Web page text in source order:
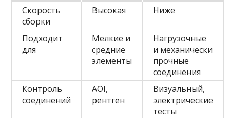
Скорость
сборки
Высокая Ниже
Подходит
для
Мелкие и
средние
элементы
Нагрузочные
и механически
прочные
соединения
Контроль
соединений
AOI,
рентген
Визуальный,
электрические
тесты